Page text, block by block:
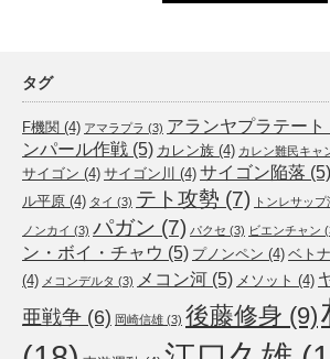
タグ
F機関 (4) アマラプラ (3) アランヤプラテート
ンパール作戦 (5) カレン族 (4) カレン難民キャ
サイゴン (4) サイゴン川 (4) サイゴン陥落 (5)
ル平原 (4) タイ (3) テト攻勢 (7) トンレサップ
ノンカイ (3) パガン (7) パクセ (3) ビエンチャン
ン・ボイ・チャウ (5) プノンペン (4) ベト
(4) メコンデルタ (3) メコン河 (5) メソット (4)
亜戦争 (6) 岡崎信雄 (3) 後藤修身 (9)